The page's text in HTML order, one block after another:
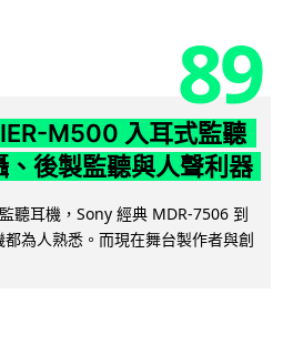
89
IER-M500 入耳式監聽
、後製監聽與人聲利器
聽耳機，Sony 經典 MDR-7506 到
為人熟悉。而現在舞台製作者與創